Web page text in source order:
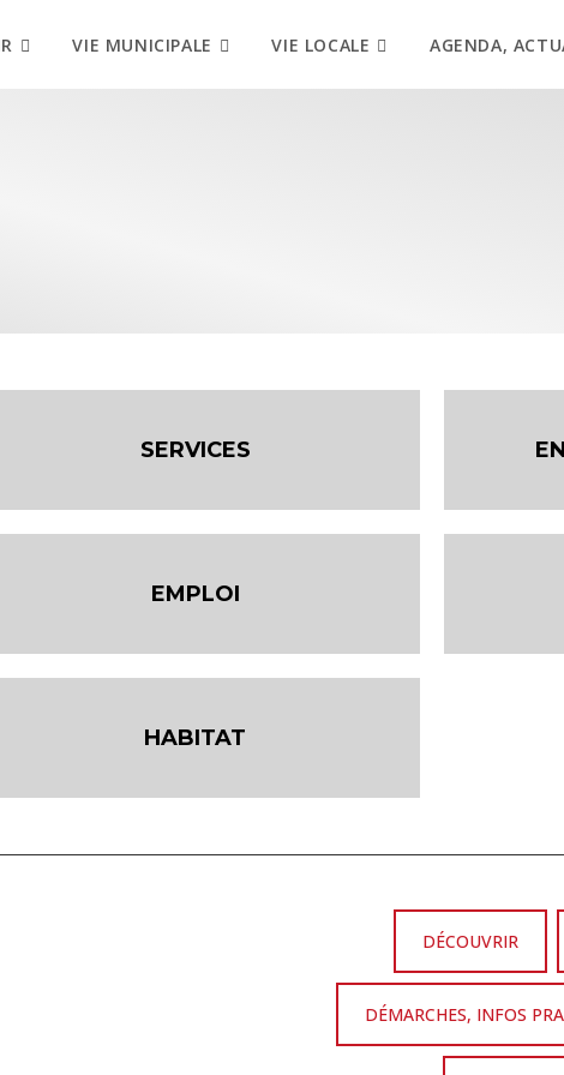
VIE MUNICIPALE VIE LOCALE AGENDA,
SERVICES
EMPLOI
HABITAT
DÉCOUVRIR
DÉMARCHES, INFOS